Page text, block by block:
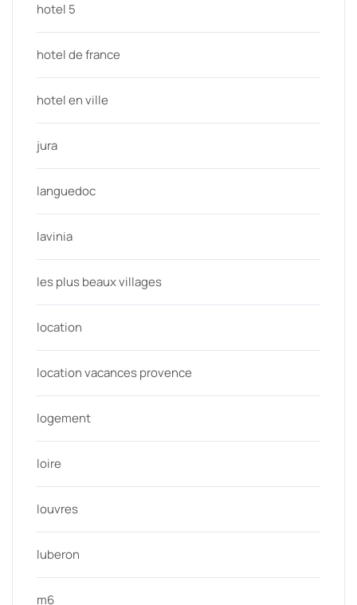
hotel 5
hotel de france
hotel en ville
jura
languedoc
lavinia
les plus beaux villages
location
location vacances provence
logement
loire
louvres
luberon
m6